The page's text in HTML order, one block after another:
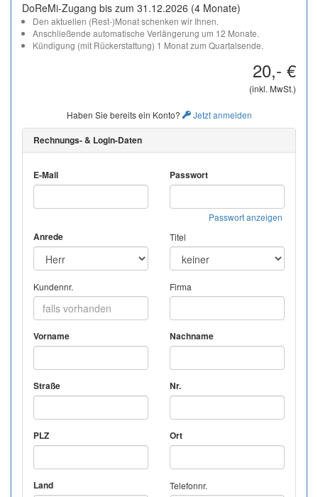
DoReMi-Zugang bis zum 31.12.2026 (4 Monate)
Den aktuellen (Rest-)Monat schenken wir Ihnen.
Anschließende automatische Verlängerung um 12 Monate.
Kündigung (mit Rückerstattung) 1 Monat zum Quartalsende.
20,- €
(inkl. MwSt.)
Haben Sie bereits ein Konto? Jetzt anmelden
Rechnungs- & Login-Daten
E-Mail Passwort
Passwort anzeigen
Anrede Titel
Kundennr. Firma
Vorname Nachname
Straße Nr.
PLZ Ort
Land Telefonnr.